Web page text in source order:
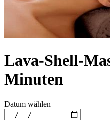
Lava-Shell-
Minuten
Datum wählen